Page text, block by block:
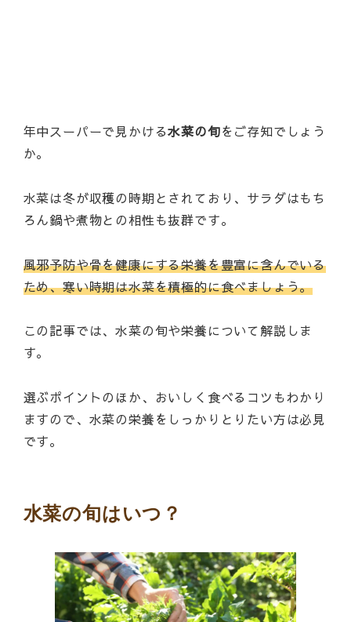
年中スーパーで見かける水菜の旬をご存知でしょう
か。
水菜は冬が収穫の時期とされており、サラダはもち
ろん鍋や煮物との相性も抜群です。
風邪予防や骨を健康にする栄養を豊富に含んでいる
ため、寒い時期は水菜を積極的に食べましょう。
この記事では、水菜の旬や栄養について解説しま
す。
選ぶポイントのほか、おいしく食べるコツもわかり
ますので、水菜の栄養をしっかりとりたい方は必見
です。
水菜の旬はいつ？